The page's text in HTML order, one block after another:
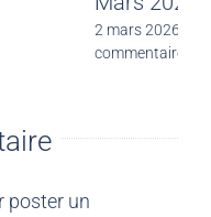
0
poster un